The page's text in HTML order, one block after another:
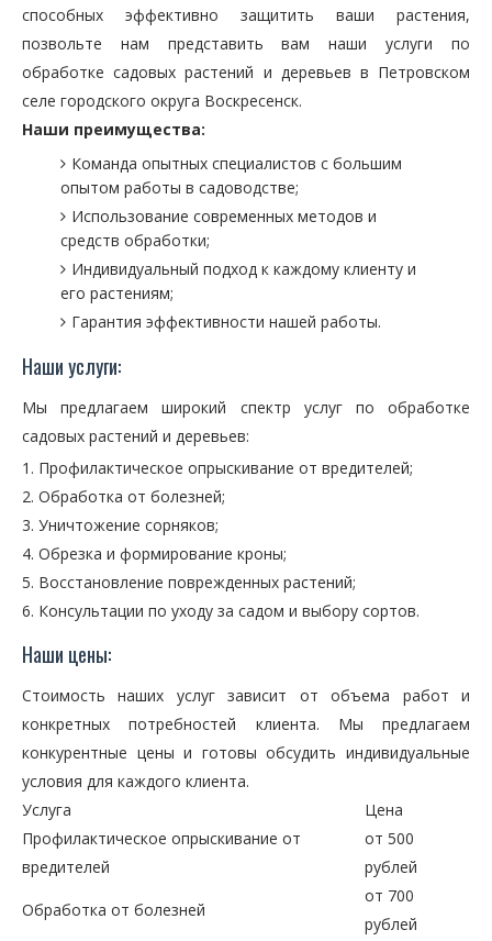
способных эффективно защитить ваши растения,
позвольте нам представить вам наши услуги по
обработке садовых растений и деревьев в Петровском
селе городского округа Воскресенск.
Наши преимущества:
Команда опытных специалистов с большим
опытом работы в садоводстве;
Использование современных методов и
средств обработки;
Индивидуальный подход к каждому клиенту и
его растениям;
Гарантия эффективности нашей работы.
Наши услуги:
Мы предлагаем широкий спектр услуг по обработке
садовых растений и деревьев:
Профилактическое опрыскивание от вредителей;
Обработка от болезней;
Уничтожение сорняков;
Обрезка и формирование кроны;
Восстановление поврежденных растений;
Консультации по уходу за садом и выбору сортов.
Наши цены:
Стоимость наших услуг зависит от объема работ и
конкретных потребностей клиента. Мы предлагаем
конкурентные цены и готовы обсудить индивидуальные
условия для каждого клиента.
Услуга
Цена
Профилактическое опрыскивание от
вредителей
от 500
рублей
Обработка от болезней
от 700
рублей